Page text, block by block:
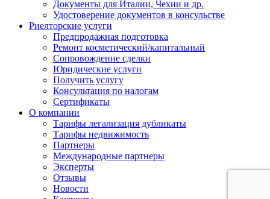
Документы для Италии, Чехии и др.
Удостоверение документов в консульстве
Риелторские услуги
Предпродажная подготовка
Ремонт косметический/капитальный
Сопровождение сделки
Юридические услуги
Получить услугу
Консультация по налогам
Сертификаты
О компании
Тарифы легализация дубликаты
Тарифы недвижимость
Партнеры
Международные партнеры
Эксперты
Отзывы
Новости